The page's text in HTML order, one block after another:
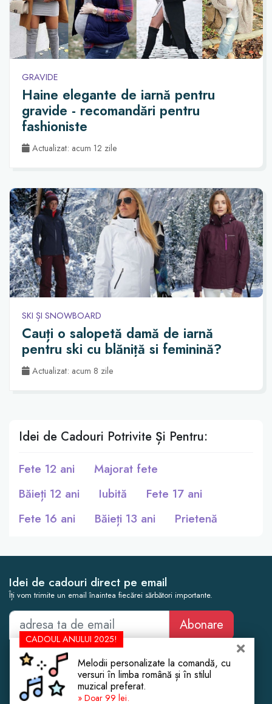
GRAVIDE
Haine elegante de iarnă pentru
gravide - recomandări pentru
fashioniste
Actualizat: acum 12 zile
SKI ȘI SNOWBOARD
Cauți o salopetă damă de iarnă
pentru ski cu blăniță si feminină?
Actualizat: acum 8 zile
Idei de Cadouri Potrivite Și Pentru:
Fete 12 ani
Majorat fete
Băieți 12 ani
Iubită
Fete 17 ani
Fete 16 ani
Băieți 13 ani Prietenă
Idei de cadouri direct pe email
Îți vom trimite un email înaintea fiecărei sărbători importante.
Abonare
Cadouri Femei
Cadouri Bărbați
Cadouri Copii
Botez
Cununie Civilă
CADOUL ANULUI 2025!
Melodii personalizate la comandă, cu
versuri în limba română și în stilul
muzical preferat.
» Doar 99 lei.